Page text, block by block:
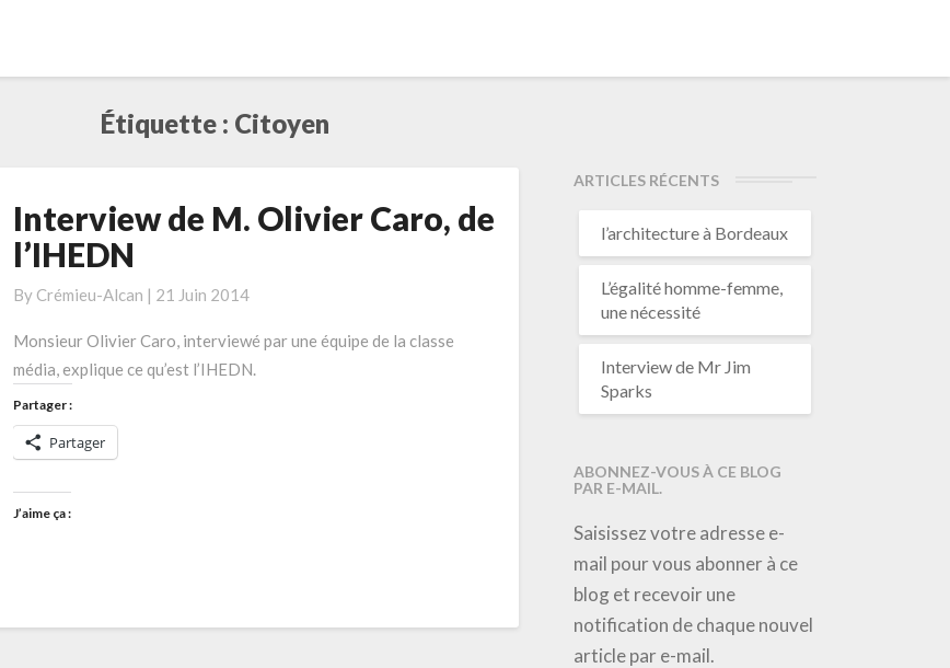
Étiquette : Citoyen
Interview
de
M.
Olivier
de
l’IHEDN
Interview de M. Olivier Caro, de
l’IHEDN
By Crémieu-Alcan | 21 Juin 2014
Monsieur Olivier Caro, interviewé par une équipe de la classe
média, explique ce qu’est l’IHEDN.
Partager :
Partager
J’aime ça :
ARTICLES RÉCENTS
l’architecture à Bordeaux
L’égalité homme-femme,
une nécessité
Interview de Mr Jim
Sparks
ABONNEZ-VOUS À CE BLOG
PAR E-MAIL.
Saisissez votre adresse e-
mail pour vous abonner à ce
blog et recevoir une
notification de chaque nouvel
article par e-mail.